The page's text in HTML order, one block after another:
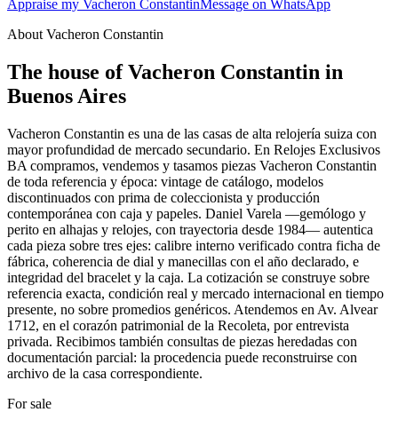
Appraise my Vacheron ConstantinMessage on WhatsApp
About Vacheron Constantin
The house of Vacheron Constantin in
Buenos Aires
Vacheron Constantin es una de las casas de alta relojería suiza con
mayor profundidad de mercado secundario. En Relojes Exclusivos
BA compramos, vendemos y tasamos piezas Vacheron Constantin
de toda referencia y época: vintage de catálogo, modelos
discontinuados con prima de coleccionista y producción
contemporánea con caja y papeles. Daniel Varela —gemólogo y
perito en alhajas y relojes, con trayectoria desde 1984— autentica
cada pieza sobre tres ejes: calibre interno verificado contra ficha de
fábrica, coherencia de dial y manecillas con el año declarado, e
integridad del bracelet y la caja. La cotización se construye sobre
referencia exacta, condición real y mercado internacional en tiempo
presente, no sobre promedios genéricos. Atendemos en Av. Alvear
1712, en el corazón patrimonial de la Recoleta, por entrevista
privada. Recibimos también consultas de piezas heredadas con
documentación parcial: la procedencia puede reconstruirse con
archivo de la casa correspondiente.
For sale